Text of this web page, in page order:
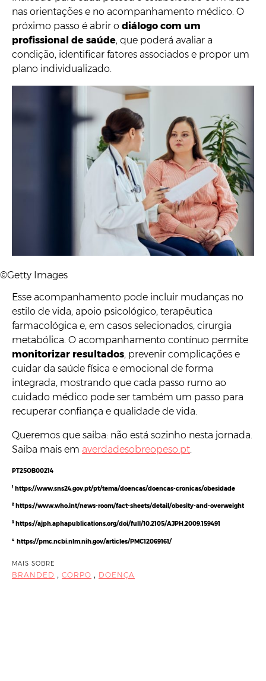
nas orientações e no acompanhamento médico. O
próximo passo é abrir o diálogo com um
profissional de saúde, que poderá avaliar a
condição, identificar fatores associados e propor um
plano individualizado.
©Getty Images
Esse acompanhamento pode incluir mudanças no
estilo de vida, apoio psicológico, terapêutica
farmacológica e, em casos selecionados, cirurgia
metabólica. O acompanhamento contínuo permite
monitorizar resultados, prevenir complicações e
cuidar da saúde física e emocional de forma
integrada, mostrando que cada passo rumo ao
cuidado médico pode ser também um passo para
recuperar confiança e qualidade de vida.
Queremos que saiba: não está sozinho nesta jornada.
Saiba mais em averdadesobreopeso.pt.
PT25OB00214
¹ https://www.sns24.gov.pt/pt/tema/doencas/doencas-cronicas/obesidade
² https://www.who.int/news-room/fact-sheets/detail/obesity-and-overweight
³https://ajph.aphapublications.org/doi/full/10.2105/AJPH.2009.159491
⁴ https://pmc.ncbi.nlm.nih.gov/articles/PMC12069161/
MAIS SOBRE
BRANDED , CORPO , DOENÇA